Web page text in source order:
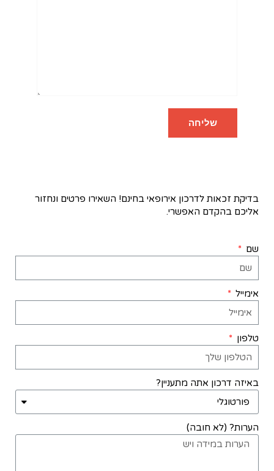
בדיקת זכאות לדרכון אירופאי בחינם! השאירו פרטים ונחזור
אליכם בהקדם האפשרי.
שם
אימייל
טלפון
באיזה דרכון אתה מתעניין?
הערות? (לא חובה)